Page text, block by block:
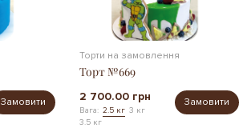
Замовити
Торти на замовлення
Торт №669
2 700.00 грн
Вага: 2.5 кг 3 кг
3.5 кг
Замовити